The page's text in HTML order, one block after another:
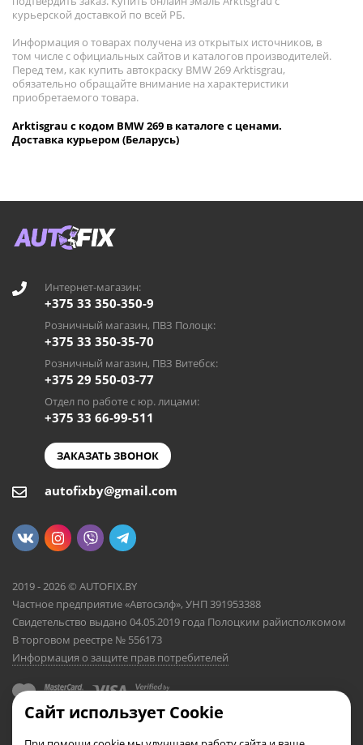
курьерской доставкой по всей РБ.
Информация о товарах получена из открытых источников, в
том числе с официальных сайтов и каталогов производителей.
Перед тем, как купить автокраску BMW 269 Arktisgrau,
обязательно обращайте внимание на характеристики
приобретаемого товара.
Arktisgrau с кодом BMW 269 в каталоге с ценами.
Доставка курьером (Беларусь)
Интернет-магазин:
+375 33 350-350-9
Розничный магазин, ПВЗ Полоцк:
+375 33 350-35-70
Розничный магазин, ПВЗ Витебск:
+375 29 550-03-77
Отдел по работе с юр. лицами:
+375 33 66-99-511
ЗАКАЗАТЬ ЗВОНОК
autofixby@gmail.com
2019 - 2026 © AUTOFIX.BY
Частное предприятие «Автосэлф», УНП 391953388
Свидетельство выдано 04.05.2019 года Полоцким райисполкомом
В торговом реестре № 556173
Информация о защите прав потребителей
Сайт использует Cookie